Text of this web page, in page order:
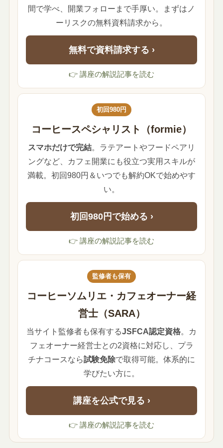
間で学べ、開業フォローまで手厚い。まずはノ
ーリスクの無料資料請求から。
無料で資料請求する ›
👉 講座の解説記事を読む
初回980円
コーヒースペシャリスト（formie）
スマホだけで完結。ラテアートやフードペアリ
ングなど、カフェ開業にも役立つ実用スキルが
満載。初回980円＆いつでも解約OKで始めやす
い。
初回980円で始める ›
👉 講座の解説記事を読む
監修者も保有
コーヒーソムリエ・カフェオーナー経
営士（SARA）
当サイト監修者も保有するJSFCA認定資格。カ
フェオーナー経営士との2資格に対応し、プラ
チナコースなら試験免除で取得可能。体系的に
学びたい方に。
講座を公式で見る ›
👉 講座の解説記事を読む